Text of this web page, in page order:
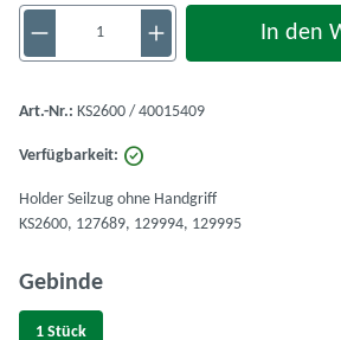
Produkt Anzahl: Gib denIn den
Art.-Nr.: KS2600 / 40015409
Verfügbarkeit:
Holder Seilzug ohne Handgriff
KS2600, 127689, 129994, 129995
Gebindeauswählen
1 Stück